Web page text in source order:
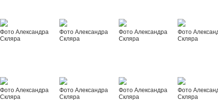
Фото Александра
Скляра
Фото Александра
Скляра
Фото Александра
Скляра
Фото
Скляра
Фото Александра
Скляра
Фото Александра
Скляра
Фото Александра
Скляра
Фото
Скляра